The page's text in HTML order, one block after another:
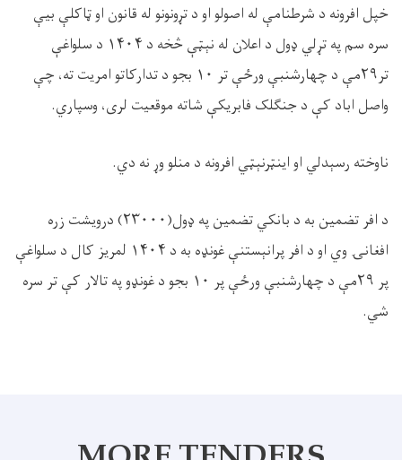
خپل افرونه د شرطنامې له اصولو او د تړونونو له قانون او ټاکلې بیې
سره سم په تړلي ډول د اعلان له نېټې څخه د ۱۴۰۴ د سلواغې
تر۲۹مې د چهارشنبې ورځې تر ۱۰ بجو د تدارکاتو امریت ته، چې
واصل اباد کې د جنګلک فابریکې شاته موقعیت لری، وسپاري.
ناوخته رسېدلي او اینټرنېټي افرونه د منلو وړ نه دي.
د افر تضمین به د بانکي تضمین په ډول(۲۳۰۰۰) درویشت زره
افغانۍ وي او د افر پرانېستنې غونډه به د ۱۴۰۴ لمریز کال د سلواغې
پر ۲۹مې د چهارشنبې ورځې پر ۱۰ بجو د غونډو په تالار کې تر سره
شي.